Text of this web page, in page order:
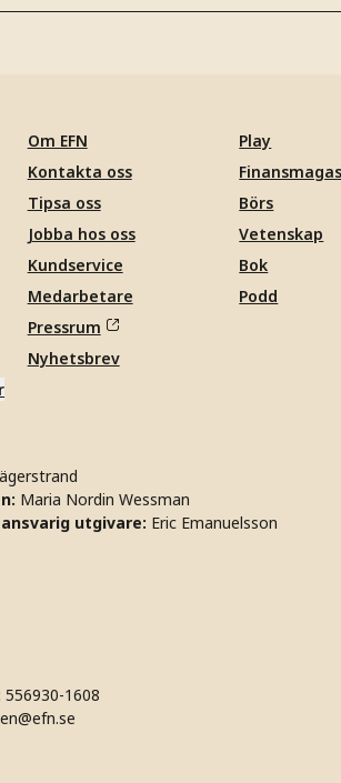
Om EFN
Kontakta oss
Tipsa oss
Jobba hos oss
Kundservice
Medarbetare
Pressrum
Nyhetsbrev
Play
Börs
Vetenskap
Bok
Podd
Maria Nordin Wessman
utgivare: Eric Emanuelsson
556930-1608